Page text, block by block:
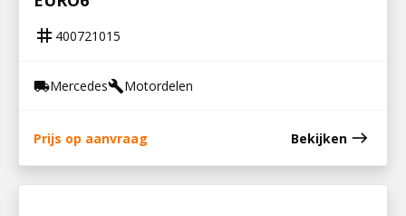
tag 400721015
local_shippingMercedesbuildMotordelen
Prijs op aanvraag Bekijken east